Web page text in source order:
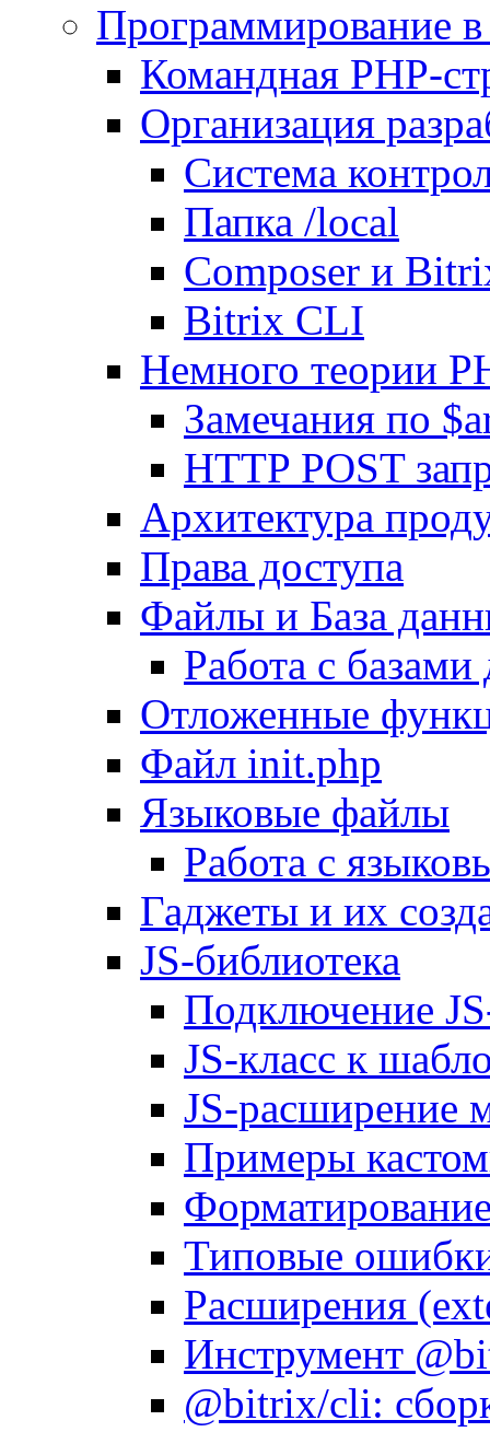
Программирование
Командная PHP-
Организация
Система
Папка /local
Composer и
Bitrix CLI
Немного теории
Замечания по
HTTP POST
Архитектура
Права доступа
Файлы и База
Работа с
Отложенные
Файл init.php
Языковые файлы
Работа с
Гаджеты и их
JS-библиотека
Подключение
JS-класс к
JS-расширение
Примеры
Типовые
Расширения
Инструмент
@bitrix/cli: